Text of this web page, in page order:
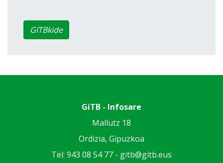
GITBkide
GiTB - Infosare
Mallutz 18
Ordizia, Gipuzkoa
Tel: 943 08 54 77 - gitb@gitb.eus